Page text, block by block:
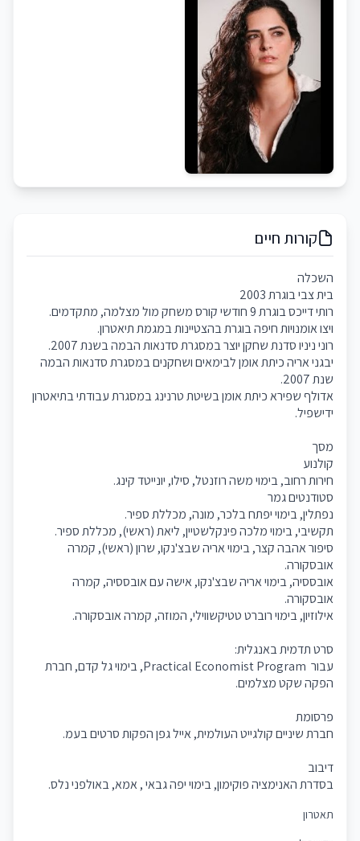
קורות חיים
השכלה
בית צבי בוגרת 2003
רותי דייכס בוגרת 9 חודשי קורס משחק מול מצלמה, מתקדמים.
ויצו אומנויות חיפה בוגרת בהצטיינות במגמת תיאטרון.
רוני ניניו סדנת שחקן יוצר במסגרת סדנאות הבמה בשנת 2007.
יבגני אריה כיתת אומן לבימאים ושחקנים במסגרת סדנאות הבמה
שנת 2007.
אדולף שפירא כיתת אומן בשיטת טרנינג במסגרת עבודתי בתיאטרון
ידישפיל.
מסך
קולנוע
חירות רחוב, בימוי משה רוזנטל, סילו, יונייטד קינג.
סטודנטים גמר
נפתלין, בימוי יפתח בלכר, מונה, מכללת ספיר.
תקשיבי, בימוי מלכה פינקלשטיין, ליאת (ראשי), מכללת ספיר.
סיפור אהבה קצר, בימוי אריה שבצ'נקו, שרון (ראשי), קמרה
אובסקורה.
אובססיה, בימוי אריה שבצ'נקו, אישה עם אובססיה, קמרה
אובסקורה.
אילוזיון, בימוי רוברט טטיקשווילי, המוזה, קמרה אובסקורה.
סרט תדמית באנגלית:
עבור Practical Economist Program, בימוי גל קדם, חברת
הפקה שקט מצלמים.
פרסומת
חברת שיניים קולגייט העולמית, אייל גפן הפקות סרטים בעמ.
דיבוב
בסדרת האנימציה פוקימון, בימוי יפה גבאי , אמא, באולפני נלס.
תאטרון